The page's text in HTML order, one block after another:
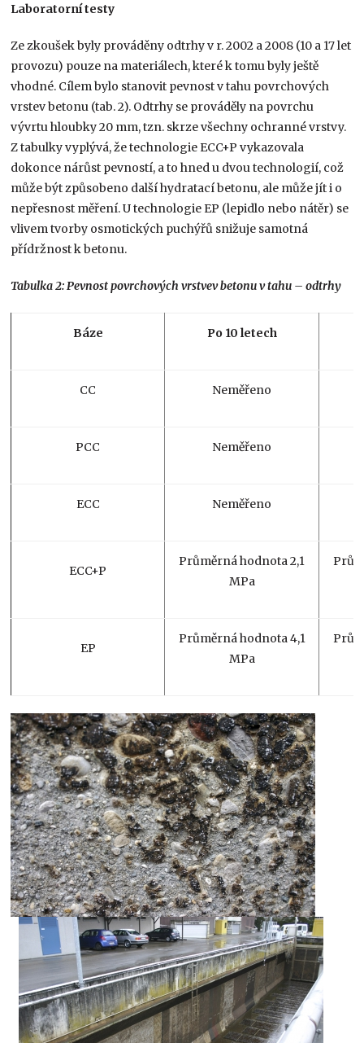
Laboratorní testy
Ze zkoušek byly prováděny odtrhy v r. 2002 a 2008 (10 a 17 let
provozu) pouze na materiálech, které k tomu byly ještě
vhodné. Cílem bylo stanovit pevnost v tahu povrchových
vrstev betonu (tab. 2). Odtrhy se prováděly na povrchu
vývrtu hloubky 20 mm, tzn. skrze všechny ochranné vrstvy.
Z tabulky vyplývá, že technologie ECC+P vykazovala
dokonce nárůst pevností, a to hned u dvou technologií, což
může být způsobeno další hydratací betonu, ale může jít i o
nepřesnost měření. U technologie EP (lepidlo nebo nátěr) se
vlivem tvorby osmotických puchýřů snižuje samotná
přídržnost k betonu.
Tabulka 2: Pevnost povrchových vrstvev betonu v tahu – odtrhy
Báze Po 10 letech
CC Neměřeno
PCC Neměřeno
ECC Neměřeno
ECC+P
Průměrná hodnota 2,1
MPa
EP
Průměrná hodnota 4,1
MPa